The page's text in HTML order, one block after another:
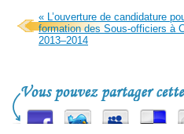
« L’ouverture de candidature
formation des Sous-officiers à
2013–2014